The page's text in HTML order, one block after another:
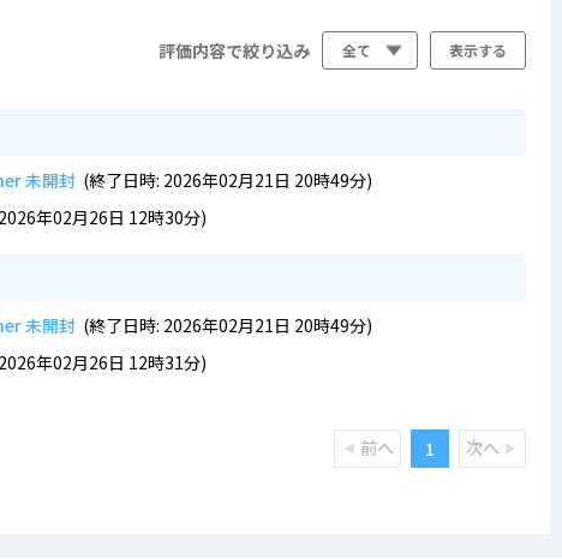
評価内容で絞り込み 全て
未開封 (終了日時: 2026年02月21日 20時49分)
年02月26日 12時30分)
未開封 (終了日時: 2026年02月21日 20時49分)
年02月26日 12時31分)
前へ 1 次へ